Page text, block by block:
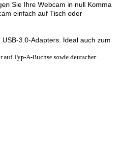
Sie Ihre Webcam in null Komma
einfach auf Tisch oder
3.0-Adapters. Ideal auch zum
auf Typ-A-Buchse sowie deutscher